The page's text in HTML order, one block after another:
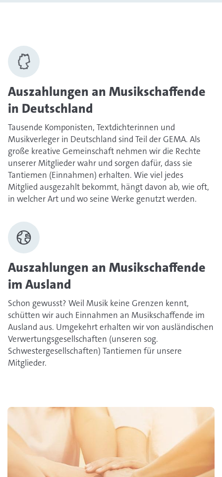
Auszahlungen an Musikschaffende
in Deutschland
Tausende Komponisten, Textdichterinnen und
Musikverleger in Deutschland sind Teil der GEMA. Als
große kreative Gemeinschaft nehmen wir die Rechte
unserer Mitglieder wahr und sorgen dafür, dass sie
Tantiemen (Einnahmen) erhalten. Wie viel jedes
Mitglied ausgezahlt bekommt, hängt davon ab, wie oft,
in welcher Art und wo seine Werke genutzt werden.
Auszahlungen an Musikschaffende
im Ausland
Schon gewusst? Weil Musik keine Grenzen kennt,
schütten wir auch Einnahmen an Musikschaffende im
Ausland aus. Umgekehrt erhalten wir von ausländischen
Verwertungsgesellschaften (unseren sog.
Schwestergesellschaften) Tantiemen für unsere
Mitglieder.